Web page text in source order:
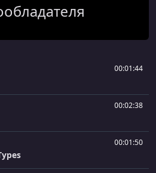
00:01:44
00:02:38
00:01:50